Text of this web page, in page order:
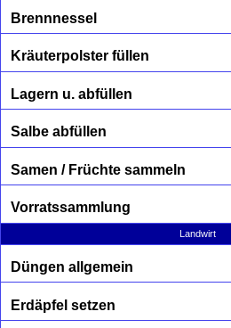
Brennnessel
Kräuterpolster füllen
Lagern u. abfüllen
Salbe abfüllen
Samen / Früchte sammeln
Vorratssammlung
Landwirt
Düngen allgemein
Erdäpfel setzen